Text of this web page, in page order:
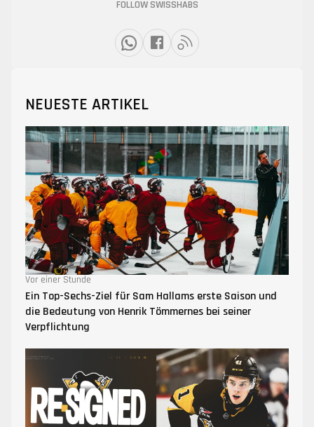
FOLLOW SWISSHABS
NEUESTE ARTIKEL
Vor einer Stunde
Ein Top-Sechs-Ziel für Sam Hallams erste Saison und
die Bedeutung von Henrik Tömmernes bei seiner
Verpflichtung